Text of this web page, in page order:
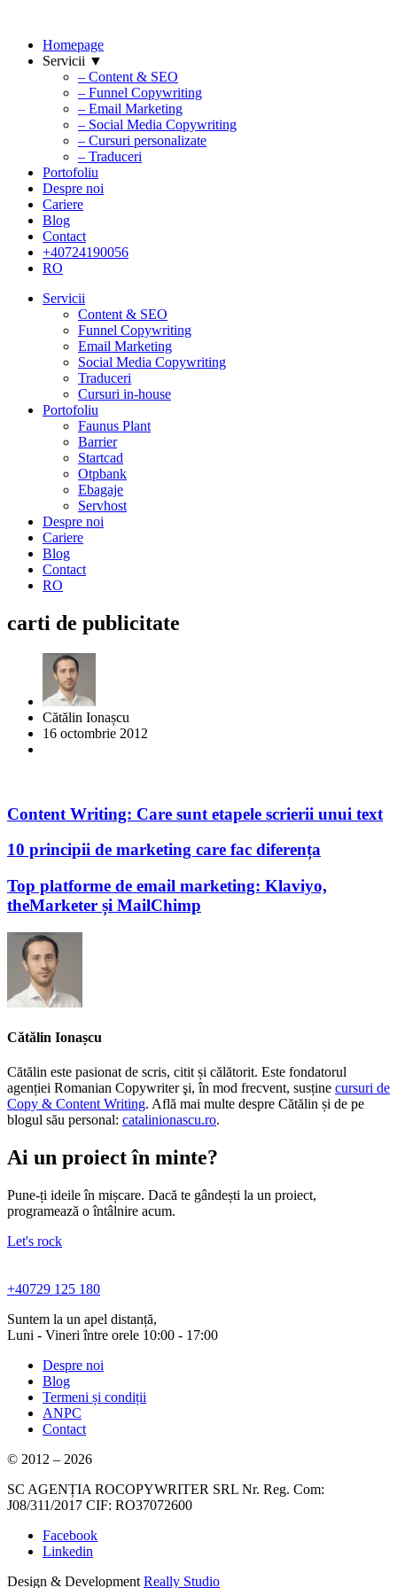
Homepage
Servicii ▼
– Content & SEO
– Funnel Copywriting
– Email Marketing
– Social Media Copywriting
– Cursuri personalizate
– Traduceri
Portofoliu
Despre noi
Cariere
Blog
Contact
+40724190056
RO
Servicii
Content & SEO
Funnel Copywriting
Email Marketing
Social Media Copywriting
Traduceri
Cursuri in-house
Portofoliu
Faunus Plant
Barrier
Startcad
Otpbank
Ebagaje
Servhost
Despre noi
Cariere
Blog
Contact
RO
carti de publicitate
Cătălin Ionașcu
16 octombrie 2012
Content Writing: Care sunt etapele scrierii unui text
10 principii de marketing care fac diferența
Top platforme de email marketing: Klaviyo,
theMarketer și MailChimp
Cătălin Ionașcu
Cătălin este pasionat de scris, citit și călătorit. Este fondatorul
agenției Romanian Copywriter şi, în mod frecvent, susține cursuri de
Copy & Content Writing. Află mai multe despre Cătălin și de pe
blogul său personal: catalinionascu.ro.
Ai un proiect în minte?
Pune-ți ideile în mișcare. Dacă te gândești la un proiect,
programează o întâlnire acum.
Let's rock
+40729 125 180
Suntem la un apel distanță,
Luni - Vineri între orele 10:00 - 17:00
Despre noi
Blog
Termeni și condiții
ANPC
Contact
© 2012 – 2026
SC AGENȚIA ROCOPYWRITER SRL Nr. Reg. Com:
J08/311/2017 CIF: RO37072600
Facebook
Linkedin
Design & Development Really Studio